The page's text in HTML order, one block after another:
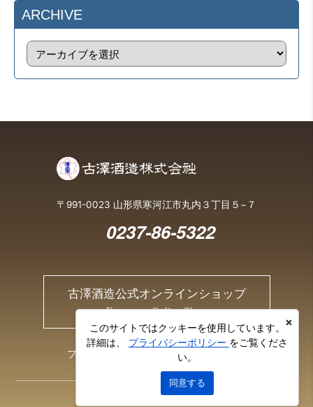
ARCHIVE
〒991-0023 山形県寒河江市丸内３丁目５−７
0237-86-5322
古澤酒造公式オンラインショップ
Furusawa Online Shop
プライバシーポリシー
© 2026 Furusawa Sake Brewery Co., Ltd.
このサイトではクッキーを使用しています。
詳細は、 プライバシーポリシー をご覧くださ
い。
同意する
×